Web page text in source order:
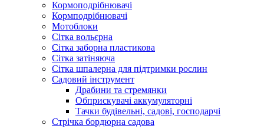
Кормоподрібнювачі
Кормподрібнювачі
Мотоблоки
Сітка вольєрна
Сітка заборна пластикова
Сітка затіняюча
Сітка шпалерна для підтримки рослин
Садовий інструмент
Драбини та стремянки
Обприскувачі аккумуляторні
Тачки будівельні, садові, господарчі
Стрічка бордюрна садова